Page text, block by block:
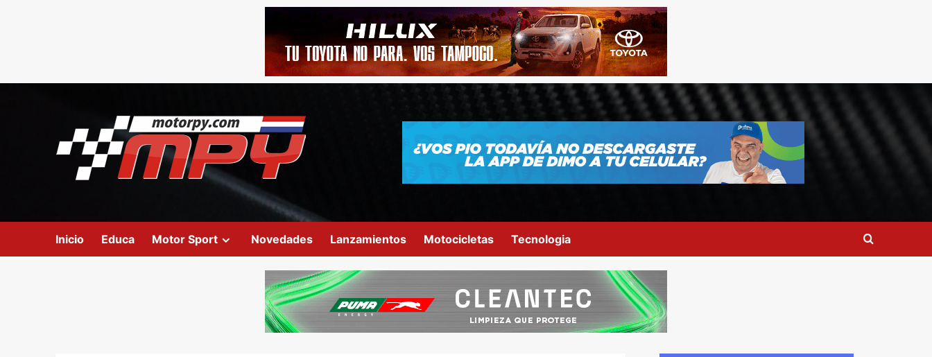
Inicio Educa Motor Sport Novedades Lanzamientos Motocicletas Tecnologia